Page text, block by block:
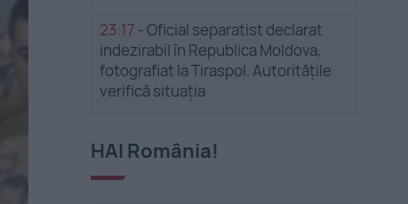
23:17 -Oficial separatist declarat
indezirabil în Republica Moldova,
fotografiat la Tiraspol. Autoritățile
verifică situația
HAI România!